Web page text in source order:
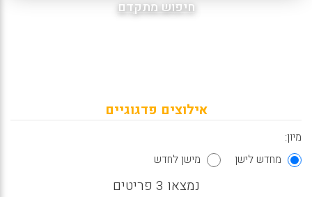
חיפוש מתקדם
אילוצים פדגוגיים
מיון:
מחדש לישן
מישן לחדש
נמצאו 3 פריטים